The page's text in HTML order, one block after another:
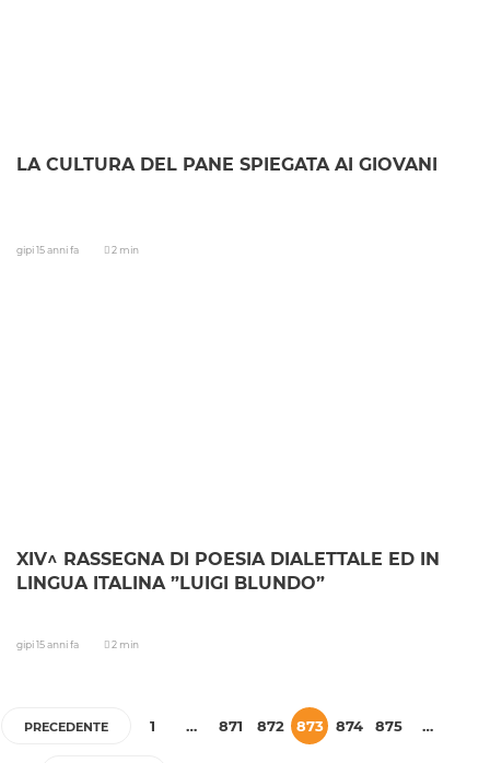
LA CULTURA DEL PANE SPIEGATA AI GIOVANI
gipi15 anni fa 2 min
XIV^ RASSEGNA DI POESIA DIALETTALE ED IN
LINGUA ITALINA ”LUIGI BLUNDO”
gipi15 anni fa 2 min
PRECEDENTE 1 … 871 872 873 874 875 …